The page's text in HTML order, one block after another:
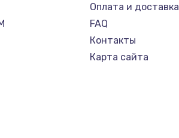
Оплата и доставка
FAQ
Контакты
Карта сайта